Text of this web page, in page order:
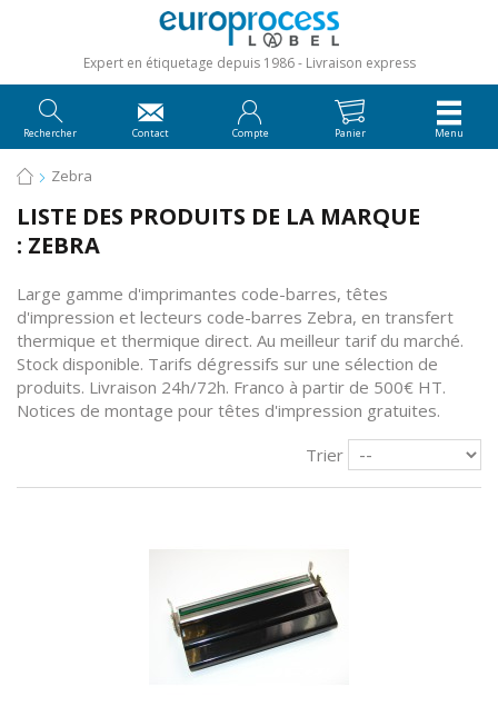
Expert en étiquetage depuis 1986 Livraison express
Rechercher Contact Compte Panier Menu
Zebra
LISTE DES PRODUITS DE LA MARQUE
: ZEBRA
Large gamme d'imprimantes code-barres, têtes
d'impression et lecteurs code-barres Zebra, en transfert
thermique et thermique direct. Au meilleur tarif du marché.
Stock disponible. Tarifs dégressifs sur une sélection de
produits. Livraison 24h/72h. Franco à partir de 500€ HT.
Notices de montage pour têtes d'impression gratuites.
Trier